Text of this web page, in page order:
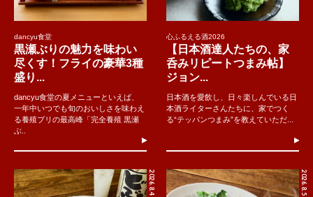
dancyu食堂
黒瀬ぶりの魅力を味わい
尽くす！フライの豪華3種
盛り...
dancyu食堂の夏メニューといえば、
一年中いつでも旬のおいしさを味わえ
る養殖ブリの最高峰「完全養殖 黒瀬
ぶ..
心ふるえる酒2026
【日本酒達人たちの、家
呑みリピートつまみ帖】
ジョン...
日本酒を愛飲し、日々楽しんでいる日
本酒ライターさんたちに、家でつく
る“テッパンつまみ”を教えていただ...
2026.8.4 2026.8.5